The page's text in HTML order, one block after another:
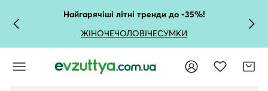
Найгарячіші літні тренди до -35%!
ЖІНОЧЕЧОЛОВІЧЕСУМКИ